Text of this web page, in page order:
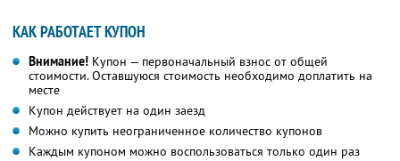
КАК РАБОТАЕТ КУПОН
Внимание! Купон — первоначальный взнос от общей
стоимости. Оставшуюся стоимость необходимо доплатить на
месте
Купон действует на один заезд
Можно купить неограниченное количество купонов
Каждым купоном можно воспользоваться только один раз